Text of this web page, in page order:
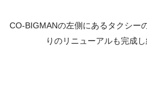
CO-BIGMANの左側にあるタクシー
りのリニューアルも完成し